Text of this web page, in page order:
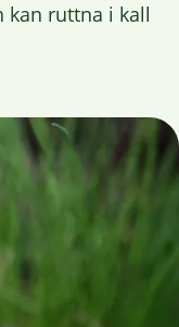
kan ruttna i kall